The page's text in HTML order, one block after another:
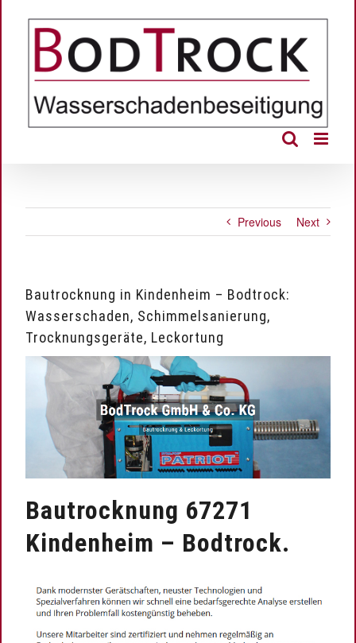
Previous Next
Bautrocknung in Kindenheim – Bodtrock:
Wasserschaden, Schimmelsanierung,
Trocknungsgeräte, Leckortung
Bautrocknung 67271
Kindenheim – Bodtrock.